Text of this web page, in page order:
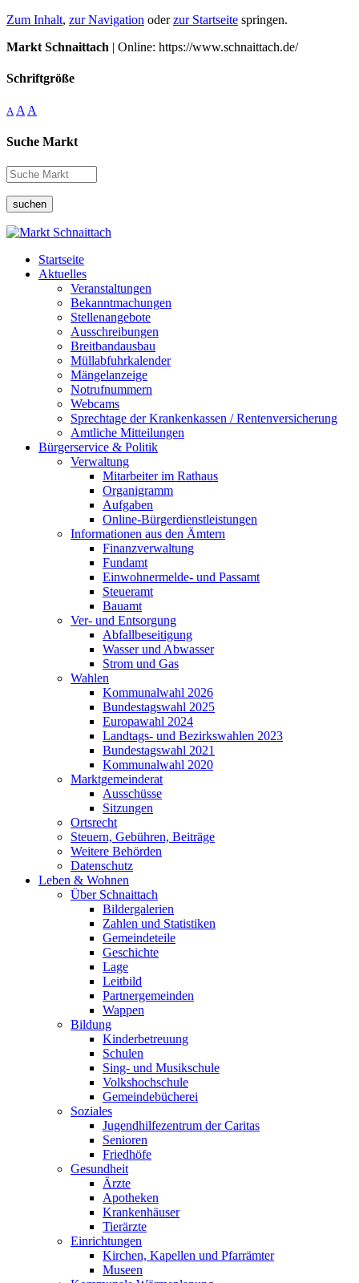
Zum Inhalt, zur Navigation oderzur Startseite springen.
Markt Schnaittach | Online: https://www.schnaittach.de/
Schriftgröße
A A A
Suche Markt
suchen
Startseite
Aktuelles
Veranstaltungen
Bekanntmachungen
Stellenangebote
Ausschreibungen
Breitbandausbau
Müllabfuhrkalender
Mängelanzeige
Notrufnummern
Webcams
Sprechtage der Krankenkassen / Rentenversicherung
Amtliche Mitteilungen
Bürgerservice & Politik
Verwaltung
Mitarbeiter im Rathaus
Organigramm
Aufgaben
Online-Bürgerdienstleistungen
Informationen aus den Ämtern
Finanzverwaltung
Fundamt
Einwohnermelde- und Passamt
Steueramt
Bauamt
Ver- und Entsorgung
Abfallbeseitigung
Wasser und Abwasser
Strom und Gas
Wahlen
Kommunalwahl 2026
Bundestagswahl 2025
Europawahl 2024
Landtags- und Bezirkswahlen 2023
Bundestagswahl 2021
Kommunalwahl 2020
Marktgemeinderat
Ausschüsse
Sitzungen
Ortsrecht
Steuern, Gebühren, Beiträge
Weitere Behörden
Datenschutz
Leben & Wohnen
Über Schnaittach
Bildergalerien
Zahlen und Statistiken
Gemeindeteile
Geschichte
Lage
Leitbild
Partnergemeinden
Wappen
Bildung
Kinderbetreuung
Schulen
Sing- und Musikschule
Volkshochschule
Gemeindebücherei
Soziales
Jugendhilfezentrum der Caritas
Senioren
Friedhöfe
Gesundheit
Ärzte
Apotheken
Krankenhäuser
Tierärzte
Einrichtungen
Kirchen, Kapellen und Pfarrämter
Museen